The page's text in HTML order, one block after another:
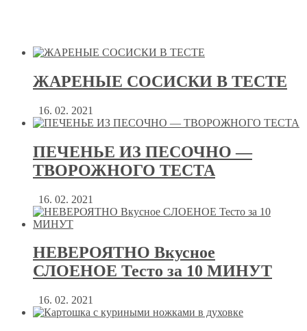
ЖАРЕНЫЕ СОСИСКИ В ТЕСТЕ
16. 02. 2021
ПЕЧЕНЬЕ ИЗ ПЕСОЧНО —
ТВОРОЖНОГО ТЕСТА
16. 02. 2021
НЕВЕРОЯТНО Вкусное
СЛОЕНОЕ Тесто за 10 МИНУТ
16. 02. 2021